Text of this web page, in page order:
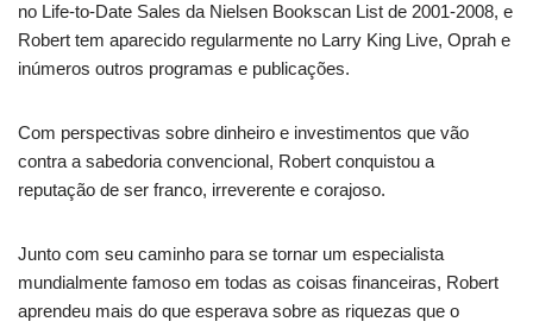
no Life-to-Date Sales da Nielsen Bookscan List de 2001-2008, e
Robert tem aparecido regularmente no Larry King Live, Oprah e
inúmeros outros programas e publicações.
Com perspectivas sobre dinheiro e investimentos que vão
contra a sabedoria convencional, Robert conquistou a
reputação de ser franco, irreverente e corajoso.
Junto com seu caminho para se tornar um especialista
mundialmente famoso em todas as coisas financeiras, Robert
aprendeu mais do que esperava sobre as riquezas que o